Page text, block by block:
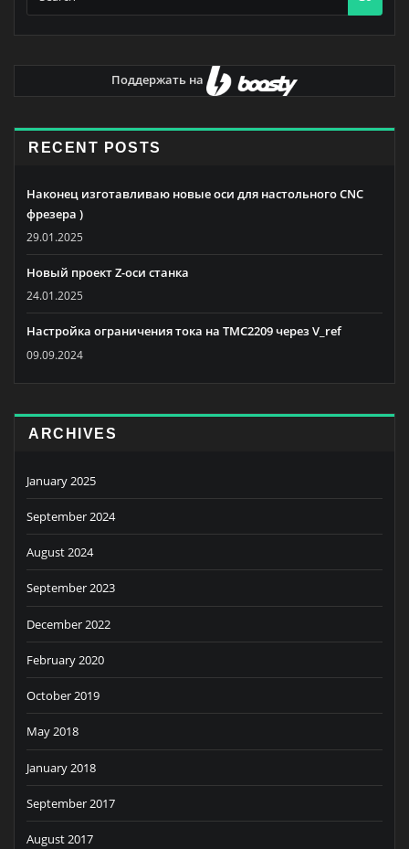
Поддержать на
RECENT POSTS
Наконец изготавливаю новые оси для настольного CNC
фрезера )
29.01.2025
Новый проект Z-оси станка
24.01.2025
Настройка ограничения тока на TMC2209 через V_ref
09.09.2024
ARCHIVES
January 2025
September 2024
August 2024
September 2023
December 2022
February 2020
October 2019
May 2018
January 2018
September 2017
August 2017